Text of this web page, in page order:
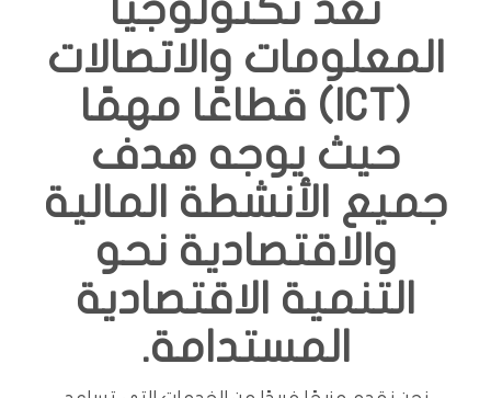
تعد تكنولوجيا
المعلومات والاتصالات
(ICT) قطاعًا مهمًا
حيث يوجه هدف
جميع الأنشطة المالية
والاقتصادية نحو
التنمية الاقتصادية
المستدامة.